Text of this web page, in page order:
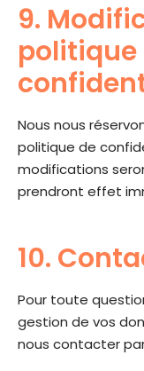
9.
politique
Nous nous
politique de
modifications
prendront effet
10.
Pour toute
gestion de vos
nous contacter